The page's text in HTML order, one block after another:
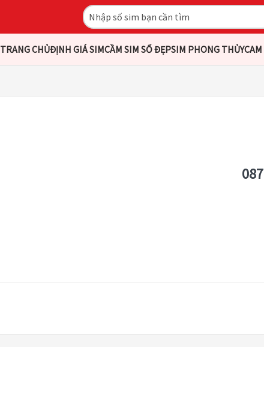
TRANG CHỦĐỊNH GIÁ SIMCẦM SIM SỐ ĐẸPSIM PHONG THỦY